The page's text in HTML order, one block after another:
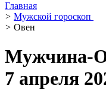
Главная
> Мужской гороскоп ️
> Овен ️
Мужчина-
7 апреля